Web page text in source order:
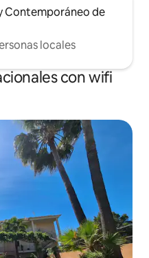
Contemporáneo de
locales
con wifi